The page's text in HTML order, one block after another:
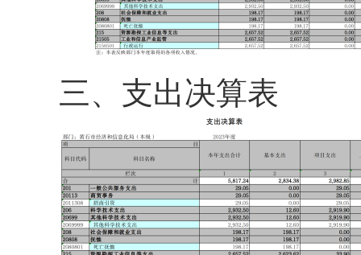
三、 支出决算表